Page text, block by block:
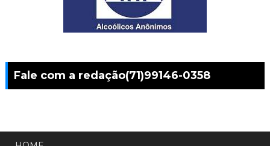
Fale com a redação(71)99146-0358